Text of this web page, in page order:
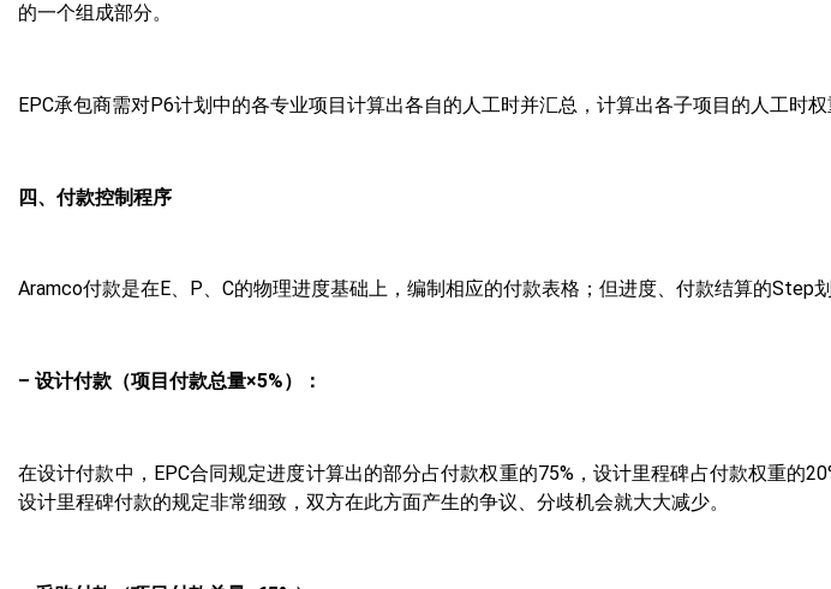
的一个组成部分。
EPC承包商需对P6计划中的各专业项目计算出各自的人工时并汇总，计算出各子项目的人工时
四、付款控制程序
Aramco付款是在E、P、C的物理进度基础上，编制相应的付款表格；但进度、付款结算的Step划
– 设计付款（项目付款总量×5%）：
在设计付款中，EPC合同规定进度计算出的部分占付款权重的75%，设计里程碑占付款权重的
设计里程碑付款的规定非常细致，双方在此方面产生的争议、分歧机会就大大减少。